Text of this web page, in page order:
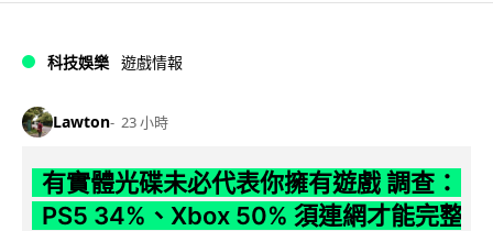
科技娛樂 遊戲情報
Lawton 23 小時
有實體光碟未必代表你擁有遊戲 調查：
PS5 34%、Xbox 50% 須連網才能完整